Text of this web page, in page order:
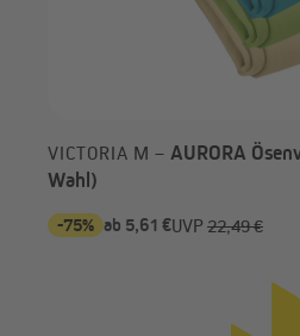
VICTORIA M – AURORA
Wahl)
-75% ab 5,61 €UVP 22,49 €